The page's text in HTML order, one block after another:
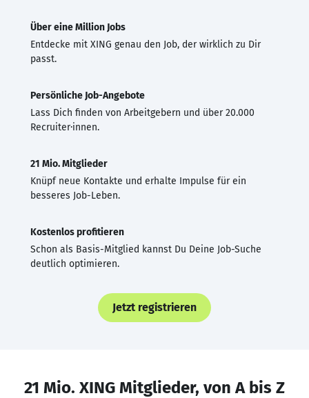
Über eine Million Jobs
Entdecke mit XING genau den Job, der wirklich zu Dir
passt.
Persönliche Job-Angebote
Lass Dich finden von Arbeitgebern und über 20.000
Recruiter·innen.
21 Mio. Mitglieder
Knüpf neue Kontakte und erhalte Impulse für ein
besseres Job-Leben.
Kostenlos profitieren
Schon als Basis-Mitglied kannst Du Deine Job-Suche
deutlich optimieren.
Jetzt registrieren
21 Mio. XING Mitglieder, von A bis Z